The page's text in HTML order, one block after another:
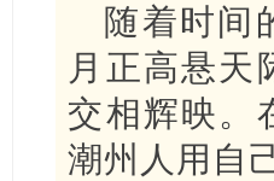
随着时间
月正高悬天
交相辉映。
潮州人用自